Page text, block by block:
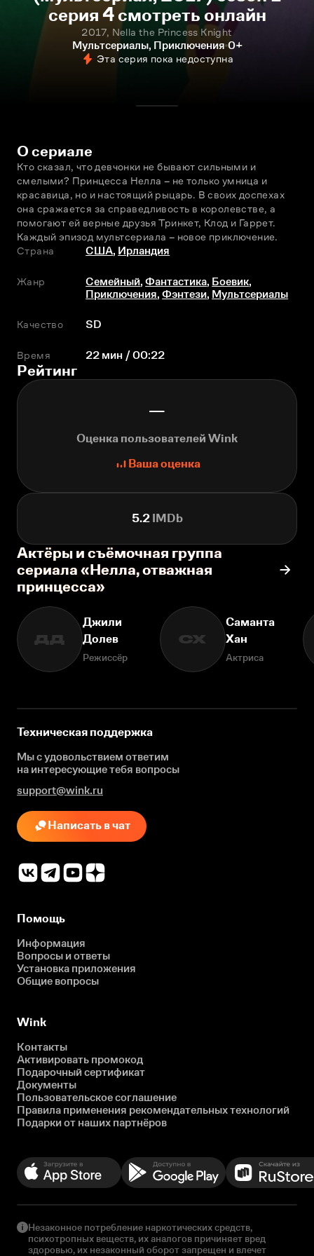
серия 4 смотреть онлайн
2017, Nella the Princess Knight
Мультсериалы, Приключения 0+
Эта серия пока недоступна
О сериале
Кто сказал, что девчонки не бывают сильными и
смелыми? Принцесса Нелла – не только умница и
красавица, но и настоящий рыцарь. В своих доспехах
она сражается за справедливость в королевстве, а
помогают ей верные друзья Тринкет, Клод и Гаррет.
Каждый эпизод мультсериала – новое приключение.
Страна
США, Ирландия
Жанр Семейный,Фантастика, Боевик,
Приключения,Фэнтези, Мультсериалы
Качество SD
Время 22 мин / 00:22
Рейтинг
—
Оценка пользователей Wink
Ваша оценка
5.2IMDb
Актёры и съёмочная группа
сериала «Нелла, отважная
принцесса»
ДД
Джили
Долев
Режиссёр
СХ
Саманта
Хан
Актриса
Техническая поддержка
Мы с удовольствием ответим
на интересующиетебя вопросы
support@wink.ru
Написать в чат
Помощь
Информация
Вопросы и ответы
Установка приложения
Общие вопросы
Wink
Контакты
Активировать промокод
Подарочный сертификат
Документы
Пользовательское соглашение
Правила применения рекомендательных технологий
Подарки от наших партнёров
Незаконное потребление наркотических средств,
психотропных веществ, их аналогов причиняет вред
здоровью, их незаконный оборот запрещен и влечет